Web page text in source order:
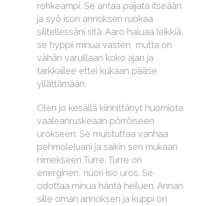
rohkeampi. Se antaa paijata itseään
ja syö ison annoksen ruokaa
silitellessäni sitä. Aaro haluaa leikkiä,
se hyppii minua vasten, mutta on
vähän varuillaan koko ajan ja
tarkkailee ettei kukaan pääse
yllättämään.
Olen jo kesällä kiinnittänyt huomiota
vaaleanruskeaan pörröiseen
urokseen. Se muistuttaa vanhaa
pehmoleluani ja saikin sen mukaan
nimekseen Turre. Turre on
energinen, nuori iso uros. Se
odottaa minua häntä heiluen. Annan
sille oman annoksen ja kuppi on